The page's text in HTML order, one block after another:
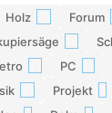
Holz Forum
PC
Projekt